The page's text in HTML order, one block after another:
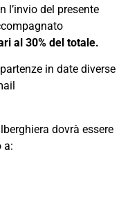
l’invio del presente
al 30% del totale.
in date diverse
dovrà essere
a: